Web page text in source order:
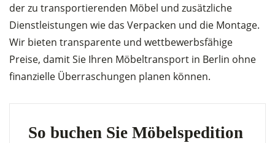
der zu transportierenden Möbel und zusätzliche
Dienstleistungen wie das Verpacken und die Montage.
Wir bieten transparente und wettbewerbsfähige
Preise, damit Sie Ihren Möbeltransport in Berlin ohne
finanzielle Überraschungen planen können.
So buchen Sie Möbelspedition